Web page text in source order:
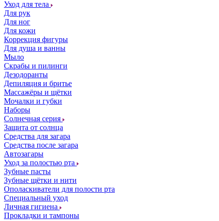
Уход для тела
Для рук
Для ног
Для кожи
Коррекция фигуры
Для душа и ванны
Мыло
Скрабы и пилинги
Дезодоранты
Депиляция и бритье
Массажёры и щётки
Мочалки и губки
Наборы
Солнечная серия
Защита от солнца
Средства для загара
Средства после загара
Автозагары
Уход за полостью рта
Зубные пасты
Зубные щётки и нити
Ополаскиватели для полости рта
Специальный уход
Личная гигиена
Прокладки и тампоны